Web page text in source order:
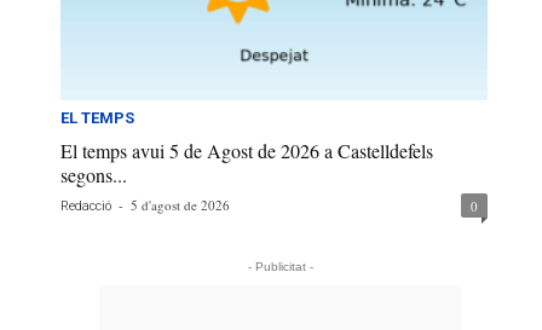
EL TEMPS
El temps avui 5 de Agost de 2026 a Castelldefels
segons...
Redacció - 5 d'agost de 2026 0
- Publicitat -